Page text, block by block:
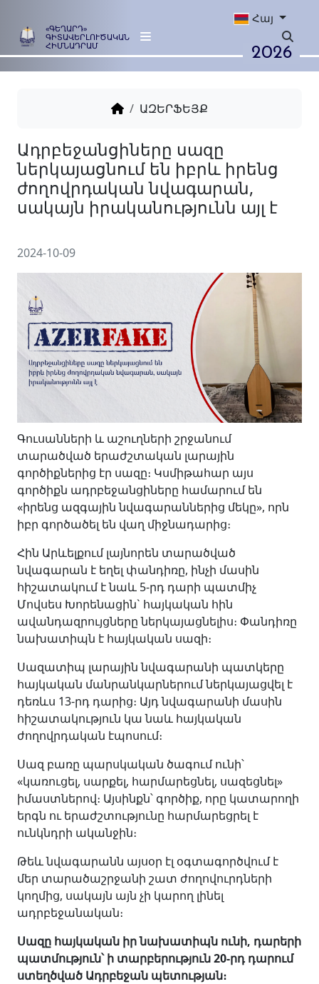
«ԳԵՂԱՐԴ»
ԳԻՏԱՎԵՐԼՈՒԾԱԿԱՆ
ՀԻՄՆԱԴՐԱՄ
Հայ
2026
ԱԶԵՐՖԵՅՔ
Ադրբեջանցիները սազը
ներկայացնում են իբրև
սակայն իրականությունն
2024-10-09
Գուսանների և աշուղների շրջանում
տարածված երաժշտական լարային
գործիքներից էր սազը։ Կսմիթահար այս
գործիքն ադրբեջանցիները համարում են
«իրենց ազգային նվագարաններից մեկը», որն
իբր գործածել են վաղ միջնադարից։
Հին Արևելքում լայնորեն տարածված
նվագարան է եղել փանդիռը, ինչի մասին
հիշատակում է նաև 5-րդ դարի պատմիչ
Մովսես Խորենացին` հայկական հին
ավանդազրույցները ներկայացնելիս։ Փանդիռը
նախատիպն է հայկական սազի։
Սազատիպ լարային նվագարանի պատկերը
հայկական մանրանկարներում ներկայացվել է
դեռևս 13-րդ դարից։ Այդ նվագարանի մասին
հիշատակություն կա նաև հայկական
ժողովրդական էպոսում։
Սազ բառը պարսկական ծագում ունի՝
«կառուցել, սարքել, հարմարեցնել, սազեցնել»
իմաստներով։ Այսինքն՝ գործիք, որը կատարողի
երգն ու երաժշտությունը հարմարեցրել է
ունկնդրի ականջին։
Թեև նվագարանն այսօր էլ օգտագործվում է
մեր տարածաշրջանի շատ ժողովուրդների
կողմից, սակայն այն չի կարող լինել
ադրբեջանական։
Սազը հայկական իր նախատիպն ունի, դարերի
պատմություն՝ ի տարբերություն 20-րդ դարում
ստեղծված Ադրբեջան պետության։